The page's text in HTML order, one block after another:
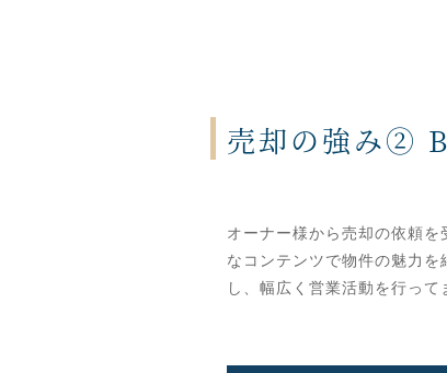
売却の強み②
オーナー様から売却の依頼
なコンテンツで物件の魅力
し、幅広く営業活動を行って